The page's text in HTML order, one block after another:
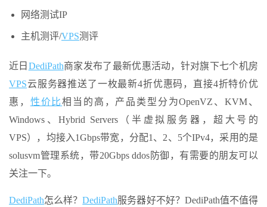
网络测试IP
主机测评/VPS测评
近日 DediPath商家发布了最新优惠活动，针对旗下七个机房
VPS云服务器推送了一枚最新4折优惠码，直接4折特价优
惠， 性价比相当的高，产品类型分为OpenVZ、KVM、
Windows、Hybrid Servers（半虚拟服务器，超大号的
VPS），均接入1Gbps带宽，分配1、2、5个IPv4，采用的是
solusvm管理系统，带20Gbps ddos防御，有需要的朋友可以
关注一下。
DediPath怎么样？DediPath服务器好不好？DediPath值不值得